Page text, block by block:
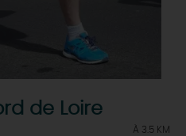
de Loire
À 3.5 KM